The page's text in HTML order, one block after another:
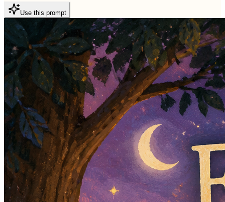
Use this prompt